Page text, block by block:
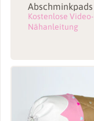
Abschminkpads
Kostenlose Video-
Nähanleitung